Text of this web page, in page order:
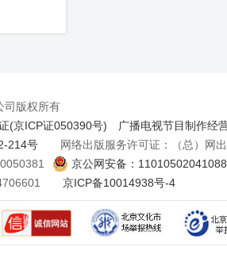
司版权所有
(京ICP证050390号)
广播电视节目制作经
214号网络出版服务许可证：（总）网出
京公网安备：
京ICP备10014938号-4